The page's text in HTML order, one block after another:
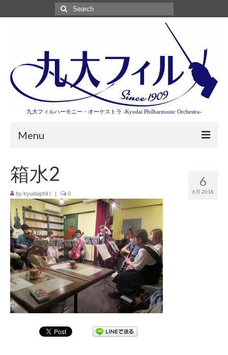
Search
for:
九大フィルハーモニー・オーケストラ -Kyudai Philharmonic Orchestra-
Menu
第3回東京特別演奏会特設ページ
演奏会情報
卒業記念演奏会2027
九大フィルとは
九大フィルの歴史
ご寄付のお願い
演奏会の歴史
出張演奏
九大フィル特集ページ
6
6月 2018
箱水2
by kyudaiphil 0